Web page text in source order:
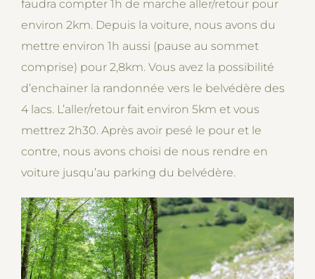
faudra compter 1h de marche aller/retour pour
environ 2km. Depuis la voiture, nous avons du
mettre environ 1h aussi (pause au sommet
comprise) pour 2,8km. Vous avez la possibilité
d’enchainer la randonnée vers le belvédère des
4 lacs. L’aller/retour fait environ 5km et vous
mettrez 2h30. Après avoir pesé le pour et le
contre, nous avons choisi de nous rendre en
voiture jusqu’au parking du belvédère.